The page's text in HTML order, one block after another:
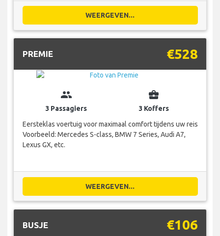
WEERGEVEN...
PREMIE €528
group
3 Passagiers
business_center
3 Koffers
Eersteklas voertuig voor maximaal comfort tijdens uw reis
Voorbeeld: Mercedes S-class, BMW 7 Series, Audi A7,
Lexus GX, etc.
WEERGEVEN...
BUSJE €106